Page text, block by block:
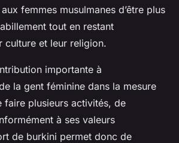
femmes musulmanes d’être plus
tout en restant
culture et leur religion.
importante à
la gent féminine dans la mesure
faire plusieurs activités, de
à ses valeurs
de burkini permet donc de